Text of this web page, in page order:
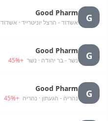
G
Good Pharm
אשדוד - הרצל יוניטרייד · אשדוד
G
Good Pharm
נשר - בר יהודה · נשר +
45%
G
Good Pharm
נהריה - הגעתון · נהריה +
45%